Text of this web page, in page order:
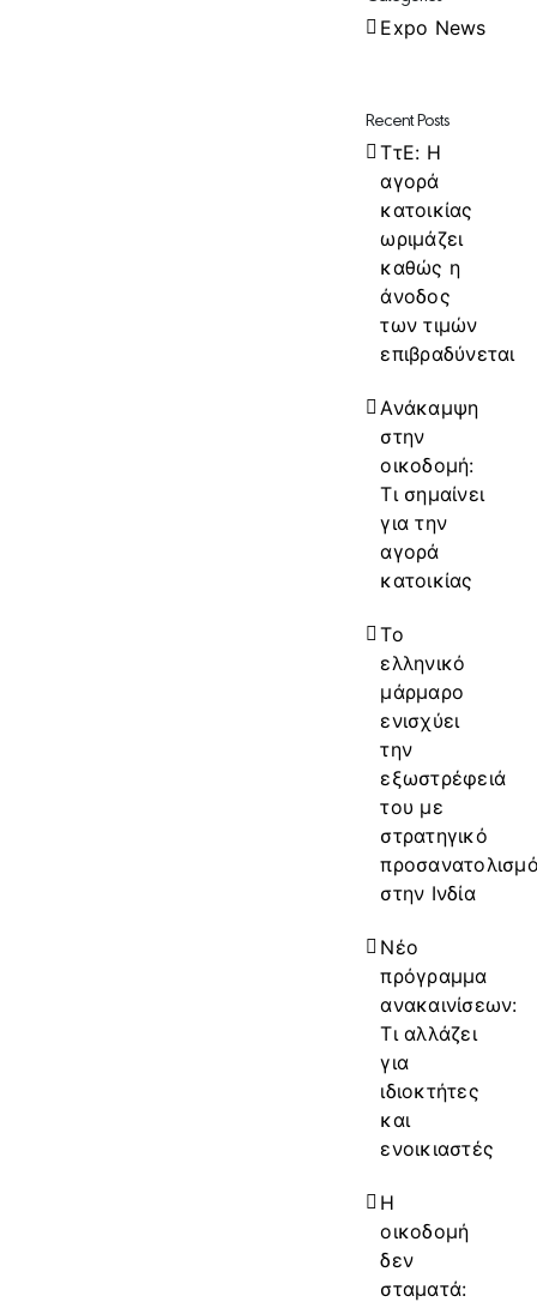
Expo News
Recent Posts
ΤτΕ: Η
αγορά
κατοικίας
ωριμάζει
καθώς η
άνοδος
των τιμών
επιβραδύνεται
Ανάκαμψη
στην
οικοδομή:
Τι σημαίνει
για την
αγορά
κατοικίας
Το
ελληνικό
μάρμαρο
ενισχύει
την
εξωστρέφειά
του με
στρατηγικό
στην Ινδία
Νέο
πρόγραμμα
ανακαινίσεων:
Τι αλλάζει
για
ιδιοκτήτες
και
ενοικιαστές
Η
οικοδομή
δεν
σταματά: